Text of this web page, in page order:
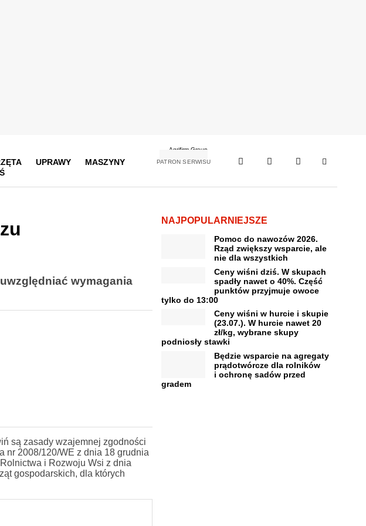
UPRAWY
MASZYNY
PATRON SERWISU
wymagania
są zasady wzajemnej zgodności
nr 2008/120/WE z dnia 18 grudnia
i Rozwoju Wsi z dnia
gospodarskich, dla których
NAJPOPULARNIEJSZE
Pomoc do nawozów 2026.
Rząd zwiększy wsparcie, ale
nie dla wszystkich
Ceny wiśni dziś. W skupach
spadły nawet o 40%. Część
punktów przyjmuje owoce
tylko do 13:00
Ceny wiśni w hurcie i skupie
(23.07.). W hurcie nawet 20
zł/kg, wybrane skupy
podniosły stawki
Będzie wsparcie na agregaty
prądotwórcze dla rolników
i ochronę sadów przed
gradem